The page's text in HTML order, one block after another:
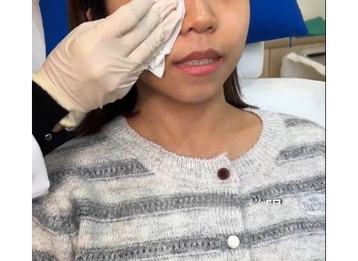
✕
會員登入
登 入
忘記密碼？